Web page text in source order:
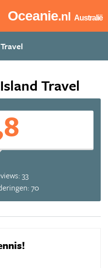
Oceanie.nl Australië
Travel
33
70